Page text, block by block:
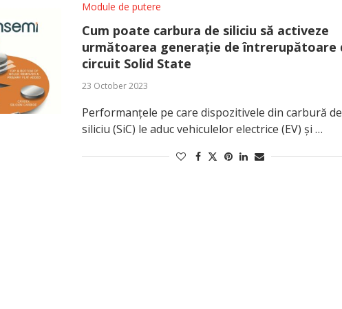
Module de putere
Cum poate carbura de siliciu să activeze
următoarea generație de întrerupătoare
circuit Solid State
23 October 2023
Performanțele pe care dispozitivele din carbură de
siliciu (SiC) le aduc vehiculelor electrice (EV) și …